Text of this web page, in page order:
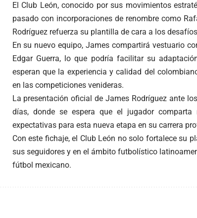
El Club León, conocido por sus movimientos
pasado con incorporaciones de renombre como
Rodríguez refuerza su plantilla de cara a los
En su nuevo equipo, James compartirá vestuario
Edgar Guerra, lo que podría facilitar su
esperan que la experiencia y calidad del
en las competiciones venideras.
La presentación oficial de James Rodríguez ante
días, donde se espera que el jugador
expectativas para esta nueva etapa en su carrera
Con este fichaje, el Club León no solo fortalece su
sus seguidores y en el ámbito futbolístico
fútbol mexicano.